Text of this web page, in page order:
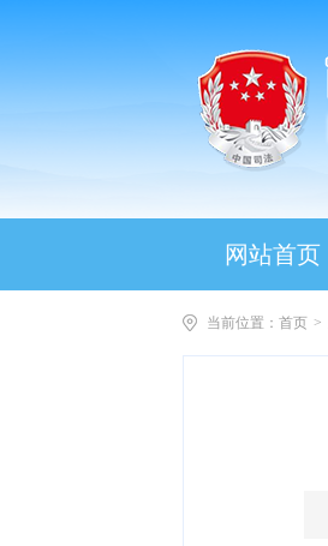
网站首页
当前位置： 首页 >